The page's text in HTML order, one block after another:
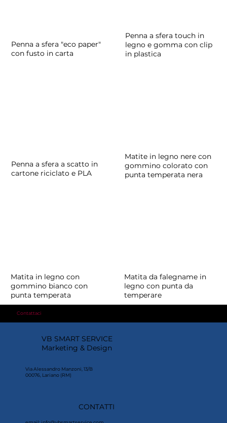
Penna a sfera "eco paper"
con fusto in carta
Penna a sfera touch in
legno e gomma con clip
in plastica
Penna a sfera a scatto in
cartone riciclato e PLA
Matite in legno nere con
gommino colorato con
punta temperata nera
Matita in legno con
gommino bianco con
punta temperata
Matita da falegname in
legno con punta da
temperare
Contattaci
VB SMART SERVICE
Marketing & Design
Via Alessandro Manzoni, 13/B
00076, Lariano (RM)
CONTATTI